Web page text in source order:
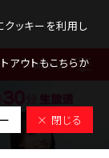
ッキーを利用し
アウトもこちらか
× 閉じる
MENU